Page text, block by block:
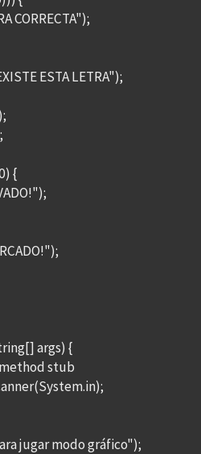
CORRECTA");
ESTA LETRA");
{
args) {
stub
jugar modo gráfico");